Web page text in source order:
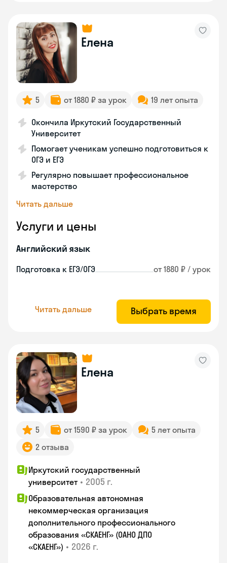
Елена
5 от 1880 ₽ за урок 19 лет опыта
Окончила Иркутский Государственный
Университет
Помогает ученикам успешно подготовиться к
ОГЭ и ЕГЭ
Регулярно повышает профессиональное
мастерство
Читать дальше
Услуги и цены
Английский язык
Подготовка к ЕГЭ/ОГЭ от 1880 ₽ / урок
Читать дальше Выбрать время
Елена
5 от 1590 ₽ за урок
5 лет опыта
2 отзыва
Иркутский государственный
университет • 2005 г.
Образовательная автономная
некоммерческая организация
дополнительного профессионального
образования «СКАЕНГ» (ОАНО ДПО
«СКАЕНГ») • 2026 г.